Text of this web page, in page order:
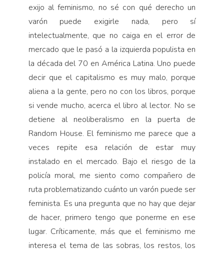
exijo al feminismo, no sé con qué derecho un
varón puede exigirle nada, pero sí
intelectualmente, que no caiga en el error de
mercado que le pasó a la izquierda populista en
la década del 70 en América Latina. Uno puede
decir que el capitalismo es muy malo, porque
aliena a la gente, pero no con los libros, porque
si vende mucho, acerca el libro al lector. No se
detiene al neoliberalismo en la puerta de
Random House. El feminismo me parece que a
veces repite esa relación de estar muy
instalado en el mercado. Bajo el riesgo de la
policía moral, me siento como compañero de
ruta problematizando cuánto un varón puede ser
feminista. Es una pregunta que no hay que dejar
de hacer, primero tengo que ponerme en ese
lugar. Críticamente, más que el feminismo me
interesa el tema de las sobras, los restos, los